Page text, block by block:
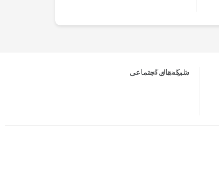
شبکه‌های اجتماعی
ما را دنبال کنید…